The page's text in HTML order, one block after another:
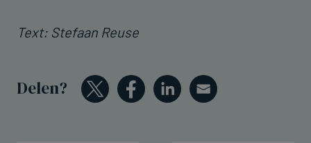
Text: Stefaan Reuse
Delen?